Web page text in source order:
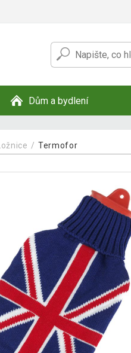
Dům a bydlení
Ložnice Termofor